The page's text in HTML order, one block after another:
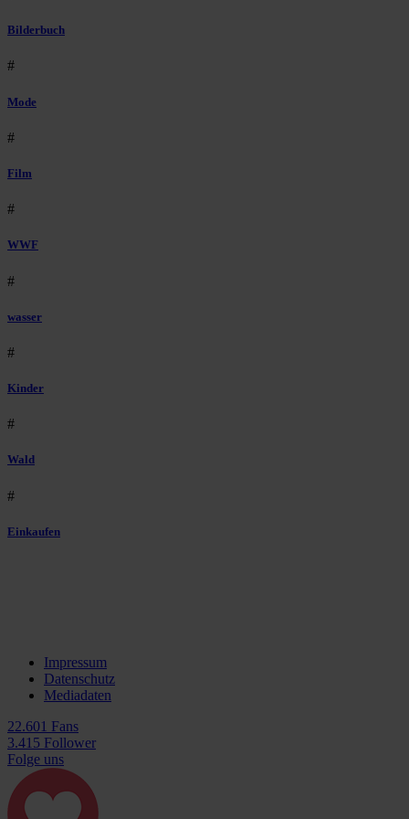
Bilderbuch
#
Mode
#
Film
#
WWF
#
wasser
#
Kinder
#
Wald
#
Einkaufen
Impressum
Datenschutz
Mediadaten
22.601 Fans
3.415 Follower
Folge uns